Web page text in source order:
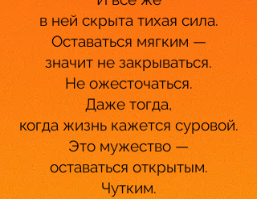
в ней скрыта тихая сила.
Оставаться мягким —
значит не закрываться.
Не ожесточаться.
Даже тогда,
когда жизнь кажется суровой.
Это мужество —
оставаться открытым.
Чутким.